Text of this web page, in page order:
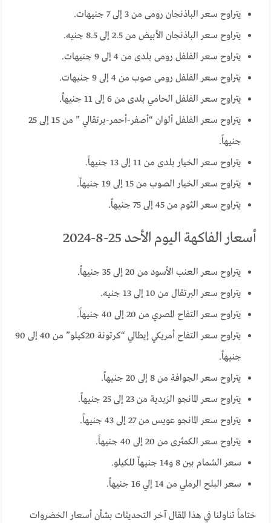
يتراوح سعر الباذنجان رومى من 3 إلى 7 جنيهات.
يتراوح سعر الباذنجان الأبيض من 2.5 إلى 8.5 جنيه.
يتراوح سعر الفلفل رومى بلدى من 4 إلى 9 جنيهات.
يتراوح سعر الفلفل رومى صوب من 4 إلى 9 جنيهات.
يتراوح سعر الفلفل الحامي بلدى من 6 إلى 11 جنيهاً.
يتراوح سعر الفلفل ألوان “أصفر-أحمر-برتقالي ” من 15 إلى 25
جنيهاً.
يتراوح سعر الخيار بلدى من 11 إلى 13 جنيهاً.
يتراوح سعر الخيار الصوب من 15 إلى 19 جنيهاً.
يتراوح سعر الثوم من 45 إلى 75 جنيهاً.
أسعار الفاكهة اليوم الأحد 25-8-2024
يتراوح سعر العنب الأسود من 20 إلى 35 جنيهاً.
يتراوح سعر البرتقال من 10 إلى 13 جنيه.
يتراوح سعر التفاح المصري من 20 إلى 40 جنيهاً.
يتراوح سعر التفاح أمريكي إيطالي “كرتونة 20كيلو” من 40 إلى 90
جنيهاً.
يتراوح سعر الجوافة من 8 إلى 20 جنيهاً.
يتراوح سعر المانجو الزبدية من 23 إلى 25 جنيهاً.
يتراوح سعر المانجو عويس من 27 إلى 43 جنيهاً.
يتراوح سعر الكمثرى من 20 إلى 40 جنيهاً.
سعر الشمام بين 8 و14 جنيهاً للكيلو.
سعر البلح الرملي من 14 إلي 16 جنيهاً.
ختاماً تناولنا في هذا المقال آخر التحديثات بشأن أسعار الخضروات